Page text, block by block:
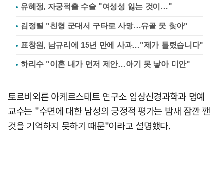
유혜정, 자궁적출 수술 "여성성 잃는 것이…"
김정렬 "친형 군대서 구타로 사망…유골 못 찾아"
표창원, 남규리에 15년 만에 사과…"제가 틀렸습니다"
하리수 "이혼 내가 먼저 제안…아기 못 낳아 미안"
토르비외른 아케르스테트 연구소 임상신경과학과 명예
교수는 "수면에 대한 남성의 긍정적 평가는 밤새 잠깐 깬
것을 기억하지 못하기 때문"이라고 설명했다.